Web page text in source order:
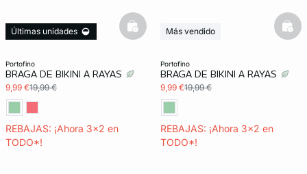
portofino
BRAGA DE BIKINI A RAYAS
9,99 €19,99 €
REBAJAS: ¡Ahora 3x2 en
TODO*!
Últimas unidades
Exclu Web
basketfull
portofino
BRAGA DE BIKINI A RAYAS
9,99 €19,99 €
REBAJAS: ¡Ahora 3x2 en
TODO*!
Más vendido
3x2 REBAJAS
Exclu Web